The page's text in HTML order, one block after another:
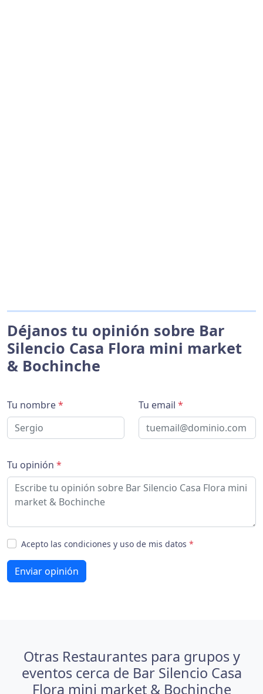
Déjanos tu opinión sobre Bar
Silencio Casa Flora mini market
& Bochinche
Tu nombre* Tu email *
Tu opinión *
Acepto las condiciones y uso de mis datos *
Enviar opinión
Otras Restaurantes para grupos y
eventos cerca de Bar Silencio Casa
Flora mini market & Bochinche